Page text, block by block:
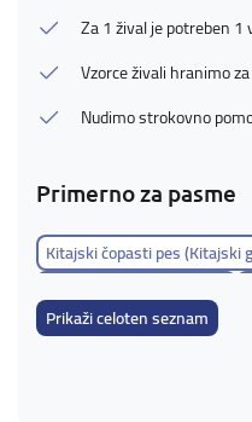
Za 1 žival je potreben
Vzorce živali hranimo
Nudimo strokovno
Primerno za pasme
Kitajski čopasti pes (Kitajski
Prikaži celoten seznam